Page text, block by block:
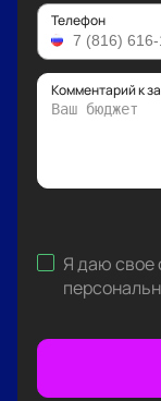
Телефон
Комментарий к
Я даю свое